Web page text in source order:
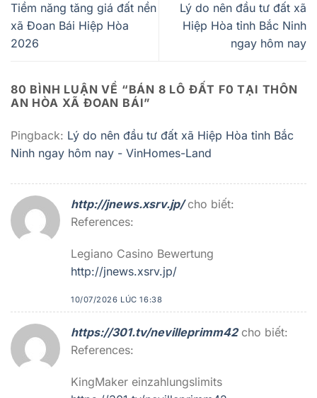
Tiềm năng tăng giá đất nền
xã Đoan Bái Hiệp Hòa
2026
Lý do nên đầu tư đất xã
Hiệp Hòa tỉnh Bắc Ninh
ngay hôm nay
80 BÌNH LUẬN VỀ “BÁN 8 LÔ ĐẤT F0 TẠI THÔN
AN HÒA XÃ ĐOAN BÁI”
Pingback: Lý do nên đầu tư đất xã Hiệp Hòa tỉnh Bắc
Ninh ngay hôm nay - VinHomes-Land
http://jnews.xsrv.jp/ cho biết:
References:
Legiano Casino Bewertung
http://jnews.xsrv.jp/
10/07/2026 LÚC 16:38
https://301.tv/nevilleprimm42 cho biết:
References:
KingMaker einzahlungslimits